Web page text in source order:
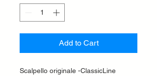
Add to Cart
Scalpello originale -ClassicLine